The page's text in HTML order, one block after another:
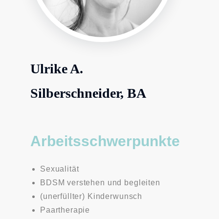
Ulrike A.
Silberschneider, BA
Arbeitsschwerpunkte
Sexualität
BDSM verstehen und begleiten
(unerfüllter) Kinderwunsch
Paartherapie